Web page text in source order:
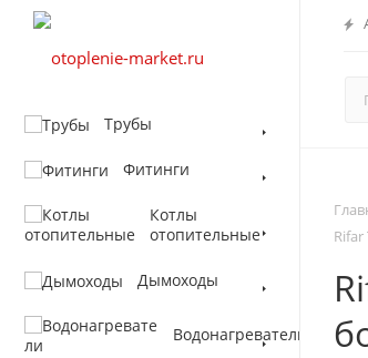
Трубы
Фитинги
Котлы
отопительные
Дымоходы
Водонагреватели